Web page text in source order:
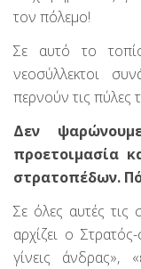
τον πόλεμο!
Σε αυτό το
νεοσύλλεκτοι
περνούν τις πύλες
Δεν
προετοιμασία
στρατοπέδων.
Σε όλες αυτές τις
αρχίζει ο
γίνεις άνδρας»,